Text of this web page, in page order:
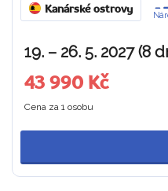
Kanárské ostrovy
19. – 26. 5. 2027 (8
43 990 Kč
Cena za 1 osobu